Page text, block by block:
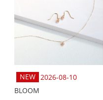
2026-08-10
BLOOM